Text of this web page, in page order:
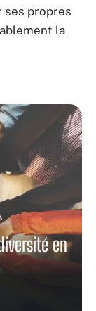
ses propres
la
en